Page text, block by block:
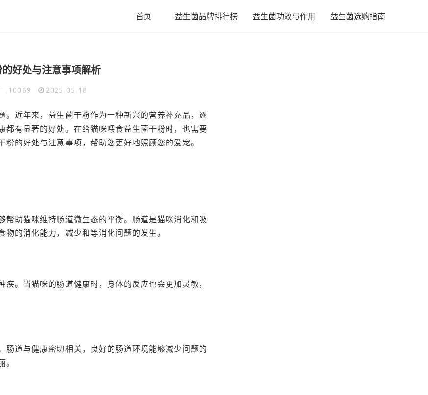
首页 益生菌品牌排行榜 益生菌功效与作用 益生菌选购指南
好处与注意事项解析
-10069 2025-05-18
近年来，益生菌干粉作为一种新兴的营养补充品，逐
有显著的好处。在给猫咪喂食益生菌干粉时，也需要
的好处与注意事项，帮助您更好地照顾您的爱宠。
助猫咪维持肠道微生态的平衡。肠道是猫咪消化和吸
的消化能力，减少和等消化问题的发生。
。当猫咪的肠道健康时，身体的反应也会更加灵敏，
道与健康密切相关，良好的肠道环境能够减少问题的